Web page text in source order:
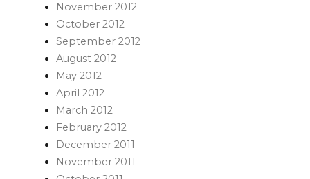
November 2012
October 2012
September 2012
August 2012
May 2012
April 2012
March 2012
February 2012
December 2011
November 2011